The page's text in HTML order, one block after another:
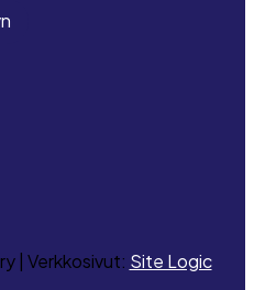
| Verkkosivut: Site Logic